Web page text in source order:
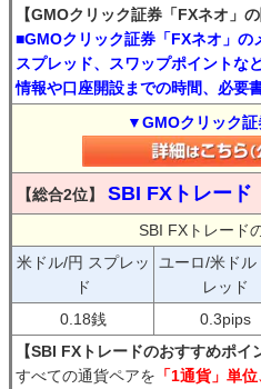
【GMOクリック証券「FXネオ」の
■GMOクリック証券「FXネオ」の
スプレッド、スワップポイントな
情報や口座開設までの時間、必要
▼GMOクリック
【総合2位】 SBI FXトレード
SBI FXトレード
米ドル/円 スプレッ
ド
ユーロ/米ドル
レッド
0.18銭 0.3pips
【SBI FXトレードのおすすめポイ
すべての通貨ペアを 「1通貨」単